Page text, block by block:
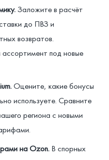
Заложите в расчёт
до ПВЗ и
возвратов.
под новые
Оцените, какие бонусы
используете. Сравните
региона с новыми
на Ozon. В спорных